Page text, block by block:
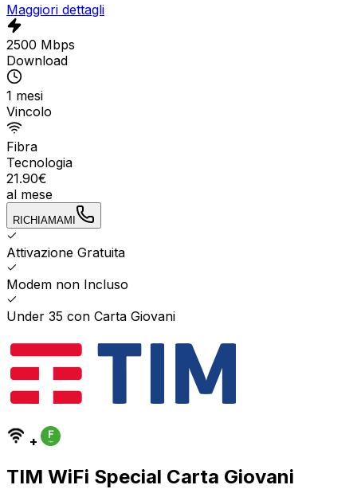
Maggiori dettagli
2500 Mbps
Download
1 mesi
Vincolo
Fibra
Tecnologia
21.90€
al mese
RICHIAMAMI
Attivazione Gratuita
Modem non Incluso
Under 35 con Carta Giovani
+
TIM WiFi Special Carta Giovani